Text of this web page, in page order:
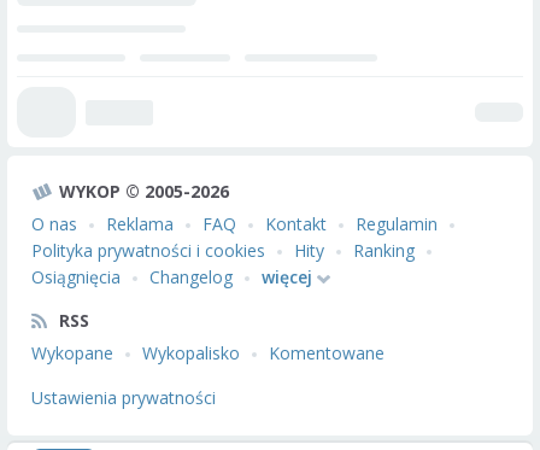
WYKOP © 2005-2026
O nas
Reklama FAQ Kontakt
Regulamin
Polityka prywatności i cookies
Hity
Ranking
Osiągnięcia
Changelog
więcej
RSS
Wykopane
Wykopalisko
Komentowane
Ustawienia prywatności